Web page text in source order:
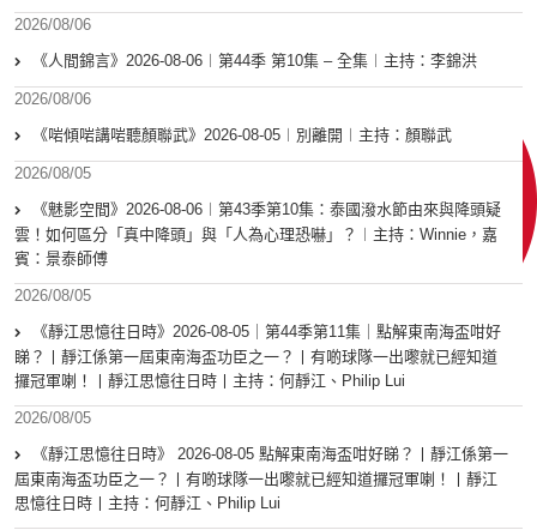
2026/08/06
《人間錦言》2026-08-06︱第44季 第10集 – 全集︱主持：李錦洪
2026/08/06
《啱傾啱講啱聽顏聯武》2026-08-05︱別離開︱主持：顏聯武
2026/08/05
《魅影空間》2026-08-06︱第43季第10集：泰國潑水節由來與降頭疑
雲！如何區分「真中降頭」與「人為心理恐嚇」？︱主持：Winnie，嘉
賓：景泰師傅
2026/08/05
《靜江思憶往日時》2026-08-05｜第44季第11集｜點解東南海盃咁好
睇？丨靜江係第一屆東南海盃功臣之一？丨有啲球隊一出嚟就已經知道
攞冠軍喇！丨靜江思憶往日時丨主持：何靜江、Philip Lui
2026/08/05
《靜江思憶往日時》 2026-08-05 點解東南海盃咁好睇？丨靜江係第一
屆東南海盃功臣之一？丨有啲球隊一出嚟就已經知道攞冠軍喇！丨靜江
思憶往日時丨主持：何靜江、Philip Lui